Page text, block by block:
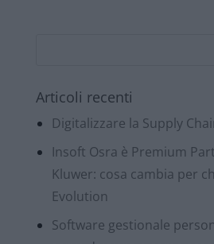
Articoli recenti
Digitalizzare la Supply
Insoft Osra è Premium
Kluwer: cosa cambia per
Evolution
Software gestionale